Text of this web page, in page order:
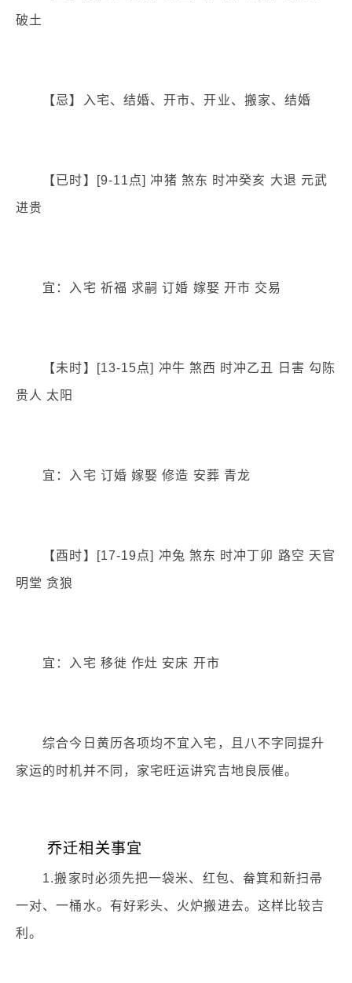
破土
【忌】入宅、结婚、开市、开业、搬家、结婚
【已时】[9-11点] 冲猪 煞东 时冲癸亥 大退 元武
进贵
宜：入宅 祈福 求嗣 订婚 嫁娶 开市 交易
【未时】[13-15点] 冲牛 煞西 时冲乙丑 日害 勾陈
贵人 太阳
宜：入宅 订婚 嫁娶 修造 安葬 青龙
【酉时】[17-19点] 冲兔 煞东 时冲丁卯 路空 天官
明堂 贪狼
宜：入宅 移徙 作灶 安床 开市
综合今日黄历各项均不宜入宅，且八不字同提升
家运的时机并不同，家宅旺运讲究吉地良辰催。
乔迁相关事宜
1.搬家时必须先把一袋米、红包、畚箕和新扫帚
一对、一桶水。有好彩头、火炉搬进去。这样比较吉
利。